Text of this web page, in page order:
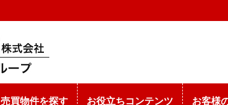
売買物件を探す お役立ちコンテンツ お客様